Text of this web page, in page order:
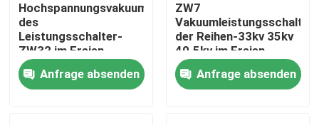
Haus
Produkte
Hochspannungsvakuum
des
Leistungsschalter-
ZW32 im Freien
Anfrage absenden
ZW7
Vakuumleistungsschalter
der Reihen-33kv 35kv
40.5kv im Freien
Anfrage absenden